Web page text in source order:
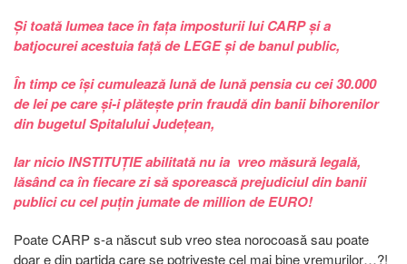
Și toată lumea tace în fața imposturii lui CARP și a
batjocurei acestuia față de LEGE și de banul public,
În timp ce își cumulează lună de lună pensia cu cei 30.000
de lei pe care și-i plătește prin fraudă din banii bihorenilor
din bugetul Spitalului Județean,
Iar nicio INSTITUȚIE abilitată nu ia vreo măsură legală,
lăsând ca în fiecare zi să sporească prejudiciul din banii
publici cu cel puțin jumate de million de EURO!
Poate CARP s-a născut sub vreo stea norocoasă sau poate
doar e din partida care se potrivește cel mai bine vremurilor…?!